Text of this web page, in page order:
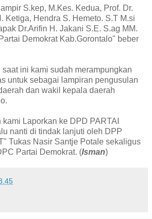
S.kep, M.Kes. Kedua, Prof. Dr.
Ketiga, Hendra S. Hemeto. S.T M.si
Dr.Arifin H. Jakani S.E. S.ag MM.
Demokrat Kab.Gorontalo" beber
saat ini kami sudah merampungkan
untuk sebagai lampiran pengusulan
dan wakil kepala daerah
Laporkan ke DPD PARTAI
nanti di tindak lanjuti oleh DPP
Tukas Nasir Santje Potale sekaligus
Partai Demokrat. (Isman)